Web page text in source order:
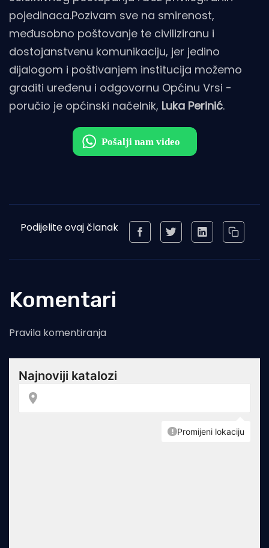
pojedinaca.Pozivam sve na smirenost,
međusobno poštovanje te civiliziranu i
dostojanstvenu komunikaciju, jer jedino
dijalogom i poštivanjem institucija možemo
graditi uređenu i odgovornu Općinu Vrsi -
poručio je općinski načelnik, Luka Perinić.
Podijelite ovaj članak
Komentari
Pravila komentiranja